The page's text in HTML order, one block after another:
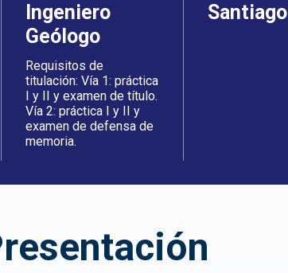
Ingeniero
Geólogo
Requisitos de
titulación: Vía 1: práctica
I y II y examen de título.
Vía 2: práctica I y II y
examen de defensa de
memoria.
Santiago